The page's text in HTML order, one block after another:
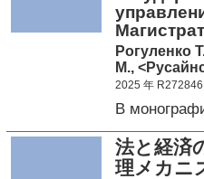
Рогуленко
М.,
2025 年 R272846
В
法と経済
理メカ